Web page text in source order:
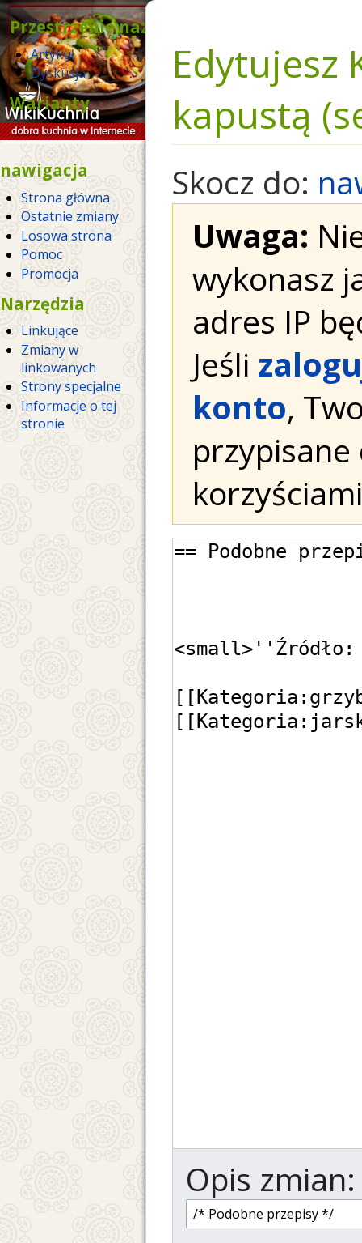
Edytujesz
kapustą
Skocz do:
Uwaga:
wykonasz
adres IP
Jeśli
konto,
Opis zmian:
Przestrzenie nazw
Artykuł
Dyskusja
Warianty
nawigacja
Strona główna
Ostatnie zmiany
Losowa strona
Pomoc
Promocja
Narzędzia
Linkujące
Zmiany w
linkowanych
Strony specjalne
Informacje o tej
stronie